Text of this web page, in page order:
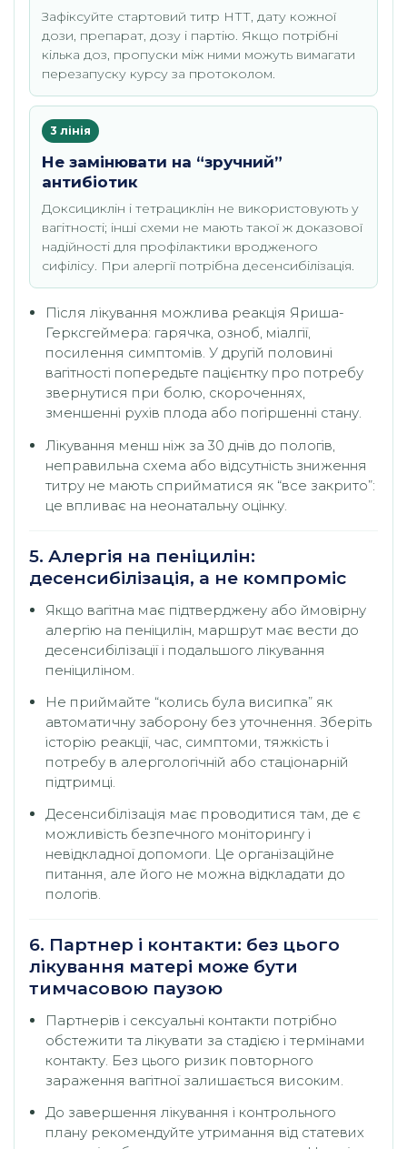
Зафіксуйте стартовий титр НТТ, дату кожної
дози, препарат, дозу і партію. Якщо потрібні
кілька доз, пропуски між ними можуть вимагати
перезапуску курсу за протоколом.
3 лінія
Не замінювати на “зручний”
антибіотик
Доксициклін і тетрациклін не використовують у
вагітності; інші схеми не мають такої ж доказової
надійності для профілактики вродженого
сифілісу. При алергії потрібна десенсибілізація.
Після лікування можлива реакція Яриша-
Герксгеймера: гарячка, озноб, міалгії,
посилення симптомів. У другій половині
вагітності попередьте пацієнтку про потребу
звернутися при болю, скороченнях,
зменшенні рухів плода або погіршенні стану.
Лікування менш ніж за 30 днів до пологів,
неправильна схема або відсутність зниження
титру не мають сприйматися як “все закрито”:
це впливає на неонатальну оцінку.
5. Алергія на пеніцилін:
десенсибілізація, а не компроміс
Якщо вагітна має підтверджену або ймовірну
алергію на пеніцилін, маршрут має вести до
десенсибілізації і подальшого лікування
пеніциліном.
Не приймайте “колись була висипка” як
автоматичну заборону без уточнення. Зберіть
історію реакції, час, симптоми, тяжкість і
потребу в алергологічній або стаціонарній
підтримці.
Десенсибілізація має проводитися там, де є
можливість безпечного моніторингу і
невідкладної допомоги. Це організаційне
питання, але його не можна відкладати до
пологів.
6. Партнер і контакти: без цього
лікування матері може бути
тимчасовою паузою
Партнерів і сексуальні контакти потрібно
обстежити та лікувати за стадією і термінами
контакту. Без цього ризик повторного
зараження вагітної залишається високим.
До завершення лікування і контрольного
плану рекомендуйте утримання від статевих